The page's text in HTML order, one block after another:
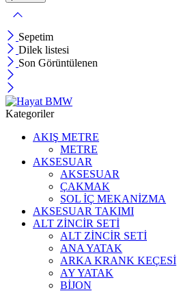
Sepetim
Dilek listesi
Son Görüntülenen
Kategoriler
AKIŞ METRE
METRE
AKSESUAR
AKSESUAR
ÇAKMAK
SOL İÇ MEKANİZMA
AKSESUAR TAKIMI
ALT ZİNCİR SETİ
ALT ZİNCİR SETİ
ANA YATAK
ARKA KRANK KEÇESİ
AY YATAK
BİJON